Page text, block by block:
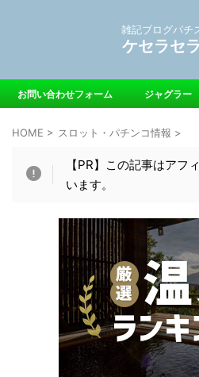
雑記ブログパチ
ケセラセ
お問い合わせフォーム ジャグラー
HOME > スロット・パチンコ情報 >
【PR】この記事はアフ
います。